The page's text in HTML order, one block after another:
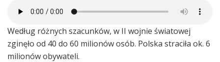
Według różnych szacunków, w II wojnie światowej
zginęło od 40 do 60 milionów osób. Polska straciła ok. 6
milionów obywateli.